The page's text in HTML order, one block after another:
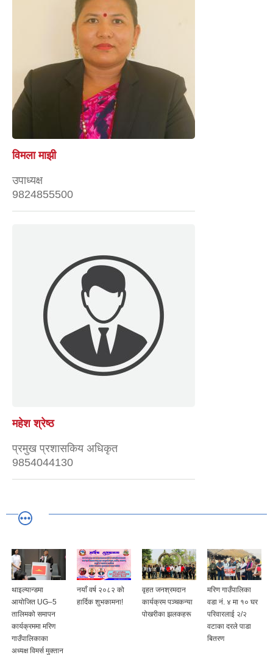
विमला माझी
उपाध्यक्ष
9824855500
महेश श्रेष्ठ
प्रमुख प्रशासकिय अधिकृत
9854044130
थाइल्यान्डमा
आयोजित UG–5
तालिमको समापन
कार्यक्रममा मरिण
गाउँपालिकाका
अध्यक्ष विमर्स मुक्तान
नयाँ वर्ष २०८२ को
हार्दिक शुभकामना!
वृहत जनश्रमदान
कार्यक्रम पञ्चकन्या
पोखरीका झलकहरू
मरिण गाउँपालिका
वडा नं. ४ मा १० घर
परिवारलाई २/२
वटाका दरले पाडा
बितरण